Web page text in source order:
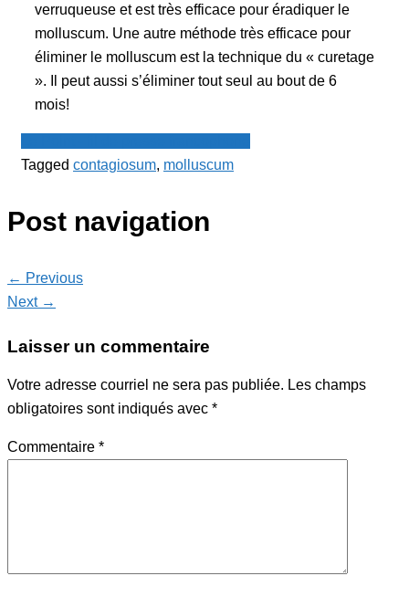
verruqueuse et est très efficace pour éradiquer le
molluscum. Une autre méthode très efficace pour
éliminer le molluscum est la technique du « curetage
». Il peut aussi s’éliminer tout seul au bout de 6
mois!
Tagged contagiosum, molluscum
Post navigation
← Previous
Next →
Laisser un commentaire
Votre adresse courriel ne sera pas publiée. Les champs
obligatoires sont indiqués avec *
Commentaire *